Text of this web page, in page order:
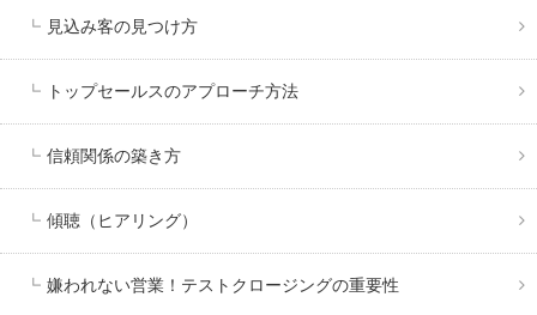
見込み客の見つけ方
トップセールスのアプローチ方法
信頼関係の築き方
傾聴（ヒアリング）
嫌われない営業！テストクロージングの重要性